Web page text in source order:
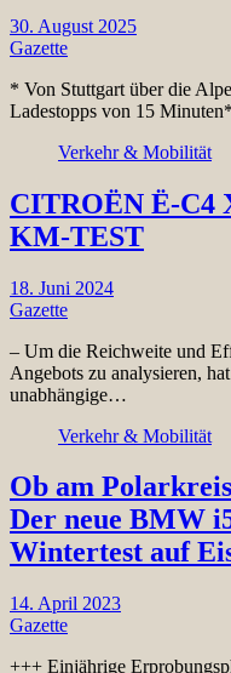
30. August 2025
Gazette
* Von Stuttgart über die
Ladestopps von 15
Verkehr & Mobilität
CITROËN Ë-C4
KM-TEST
18. Juni 2024
Gazette
– Um die Reichweite und
Angebots zu analysieren,
unabhängige…
Verkehr & Mobilität
Ob am
Der neue BMW
Wintertest auf
14. April 2023
Gazette
+++ Einjährige